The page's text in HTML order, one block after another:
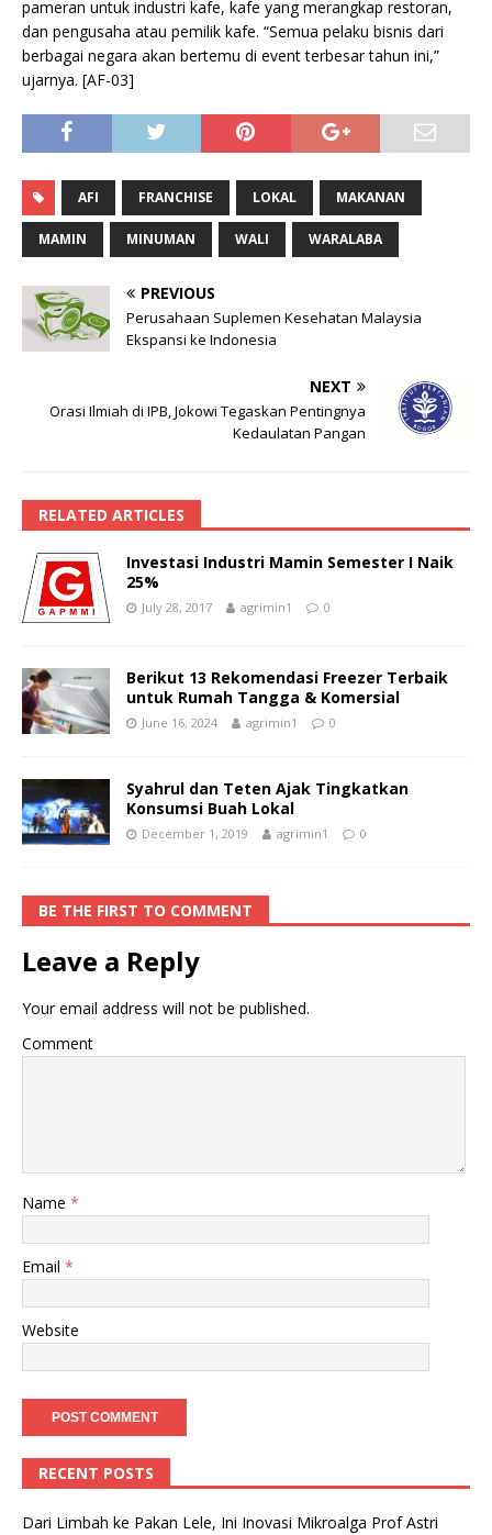
pameran untuk industri kafe, kafe yang merangkap restoran,
dan pengusaha atau pemilik kafe. “Semua pelaku bisnis dari
berbagai negara akan bertemu di event terbesar tahun ini,”
ujarnya. [AF-03]
AFI FRANCHISE LOKAL MAKANAN
MAMIN MINUMAN WALI WARALABA
PREVIOUS
Perusahaan Suplemen Kesehatan Malaysia
Ekspansi ke Indonesia
NEXT
Orasi Ilmiah di IPB, Jokowi Tegaskan Pentingnya
Kedaulatan Pangan
RELATED ARTICLES
Investasi Industri Mamin Semester I Naik
25%
July 28, 2017 agrimin1 0
Berikut 13 Rekomendasi Freezer Terbaik
untuk Rumah Tangga & Komersial
June 16, 2024 agrimin1 0
Syahrul dan Teten Ajak Tingkatkan
Konsumsi Buah Lokal
December 1, 2019 agrimin1 0
BE THE FIRST TO COMMENT
Leave a Reply
Your email address will not be published.
Comment
Name *
Email *
Website
RECENT POSTS
Dari Limbah ke Pakan Lele, Ini Inovasi Mikroalga Prof Astri